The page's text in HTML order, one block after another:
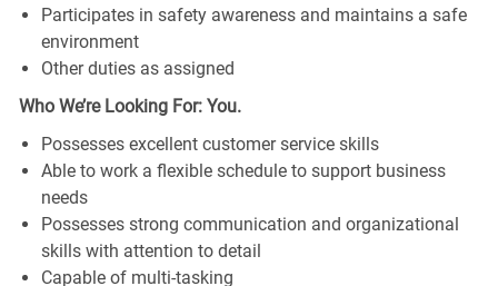
Participates in safety awareness and maintains a safe
environment
Other duties as assigned
Who We’re Looking For: You.
Possesses excellent customer service skills
Able to work a flexible schedule to support business
needs
Possesses strong communication and organizational
skills with attention to detail
Capable of multi-tasking